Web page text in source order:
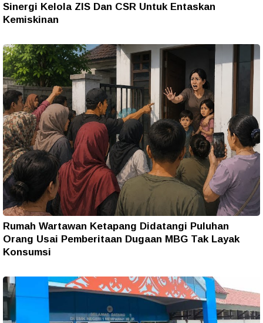
Sinergi Kelola ZIS Dan CSR Untuk Entaskan
Kemiskinan
Rumah Wartawan Ketapang Didatangi Puluhan
Orang Usai Pemberitaan Dugaan MBG Tak Layak
Konsumsi